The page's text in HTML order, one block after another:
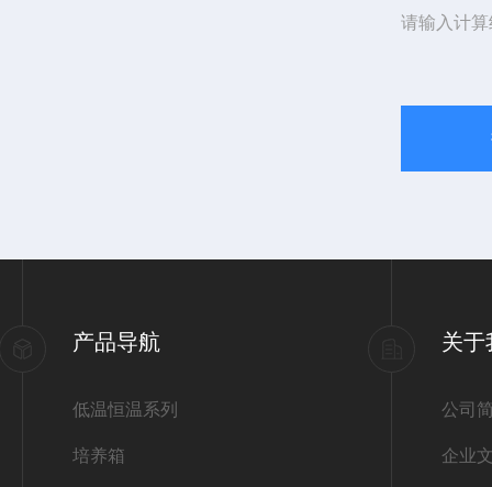
请输入计
产品导航
低温恒温系列
培养箱
关于
公司
企业